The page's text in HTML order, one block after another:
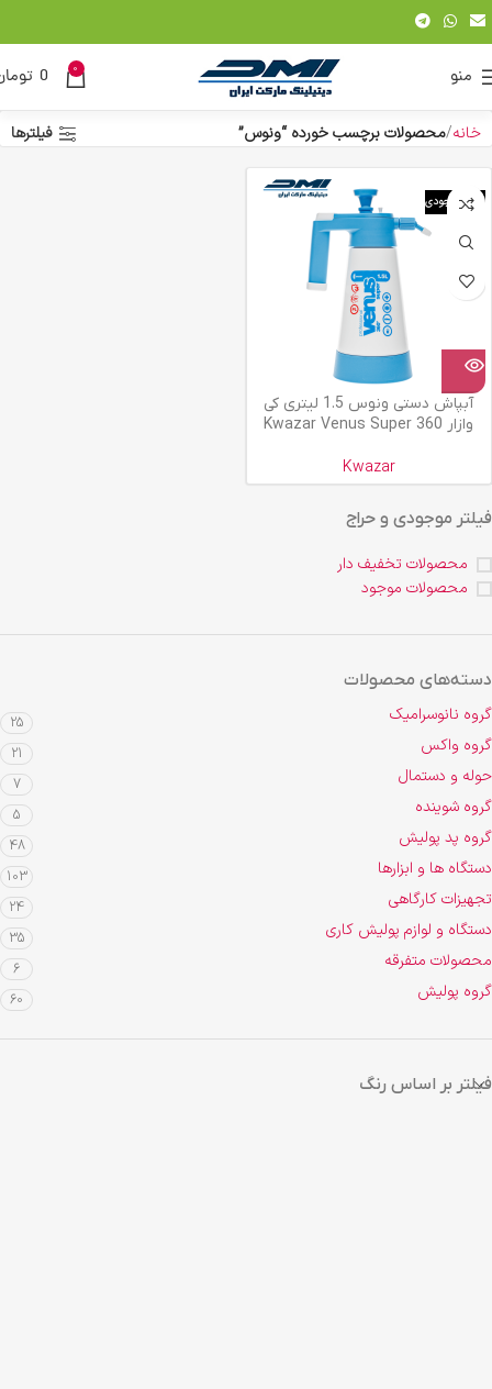
منو 0
0
فیلتر موجودی و حراج
محصولات تخفیف دار
محصولات موجود
دسته‌های محصولات
گروه نانوسرامیک 25
گروه واکس 21
حوله و دستمال 7
گروه شوینده 5
گروه پد پولیش 48
دستگاه ها و ابزارها 103
تجهیزات کارگاهی 24
دستگاه و لوازم پولیش کاری 35
محصولات متفرقه 6
گروه پولیش 60
فیلتر بر اساس رنگ
خانه محصولات برچسب خورده “ونوس” فیلترها
اتمام موجودی
آبپاش دستی ونوس 1.5 لیتری کی
وازار Kwazar Venus Super 360
Kwazar